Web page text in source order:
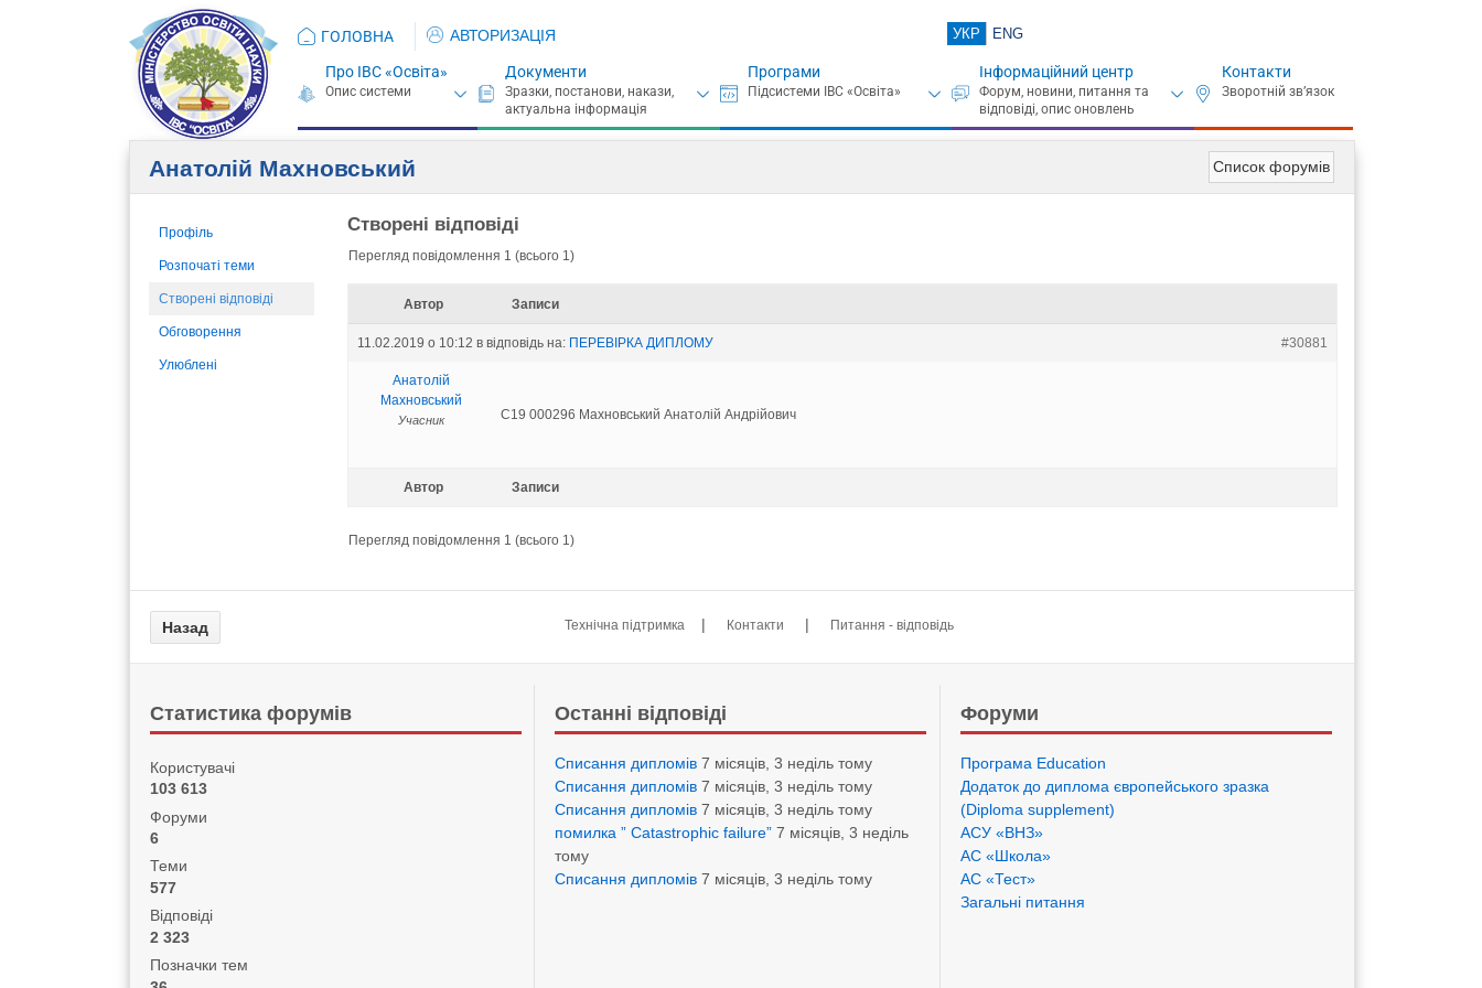
ГОЛОВНА АВТОРИЗАЦІЯ УКР ENG
Про ІВС «Освіта» Документи Програми Інформаційний центр Контакти
Список форумів
Анатолій Махновський
Профіль
Розпочаті теми
Створені відповіді
Обговорення
Улюблені
Створені відповіді
Перегляд повідомлення 1 (всього 1)
Автор Записи
11.02.2019 о 10:12 в відповідь на: ПЕРЕВIРКА ДИПЛОМУ #30881
Анатолій
Махновський
Учасник C19 000296 Махновський Анатолій Андрійович
Автор Записи
Перегляд повідомлення 1 (всього 1)
Технічна підтримка | Контакти | Питання - відповідь
Статистика форумів
Користувачі
103 613
Форуми
6
Теми
577
Відповіді
2 323
Позначки тем
Останні відповіді
Списання дипломів 7 місяців, 3 неділь тому
Списання дипломів 7 місяців, 3 неділь тому
Списання дипломів 7 місяців, 3 неділь тому
помилка ” Catastrophic failure” 7 місяців, 3 неділь
тому
Списання дипломів 7 місяців, 3 неділь тому
Форуми
Програма Eduсation
Додаток до диплома європейського зразка
(Diploma supplement)
АСУ «ВНЗ»
АС «Школа»
АС «Тест»
Загальні питання